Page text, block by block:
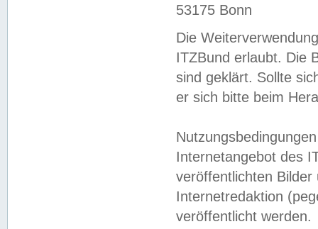
53175 Bonn
Die
ITZBund erlaubt. Die
sind geklärt. Sollte
er sich bitte beim
Internetangebot des
veröffentlichten
Internetredaktion
veröffentlicht werden.